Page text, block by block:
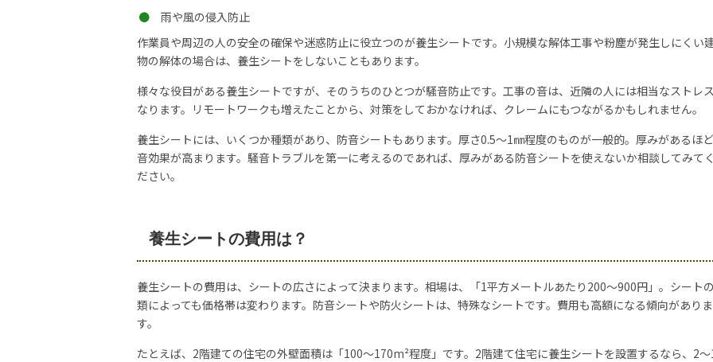
雨や風の侵入防止
作業員や周辺の人の安全の確保や迷惑防止に役立つのが養生シートです。小規模な解体工事や粉塵が発生しにくい
物の解体の場合は、養生シートをしないこともあります。
様々な役目がある養生シートですが、そのうちのひとつが騒音防止です。工事の音は、近隣の人には相当なストレ
なります。リモートワークも増えたことから、対策をしておかなければ、クレームにもつながるかもしれません。
養生シートには、いくつか種類があり、防音シートもあります。厚さ0.5～1㎜程度のものが一般的。厚みがあるほ
音効果が高まります。騒音トラブルを第一に考えるのであれば、厚みがある防音シートを使えないか相談してみてく
ださい。
養生シートの費用は？
養生シートの費用は、シートの広さによって決まります。相場は、「1平方メートルあたり200〜900円」。シート
類によっても価格帯は変わります。防音シートや防火シートは、特殊なシートです。費用も高額になる傾向がありま
す。
たとえば、2階建ての住宅の外壁面積は「100〜170m²程度」です。2階建て住宅に養生シートを設置するなら、2～